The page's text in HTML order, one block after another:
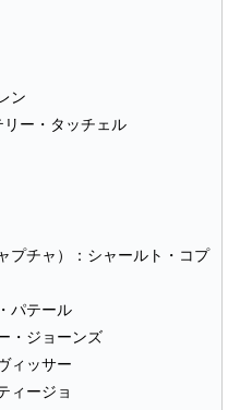
ン
ー・タッチェル
プチャ）：シャールト・コプ
パテール
・ジョーンズ
ィッサー
ィージョ